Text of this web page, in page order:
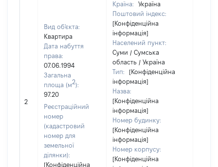
2
Вид об'єкта:
Квартира
Дата набуття
права:
07.06.1994
Загальна
площа (м2):
97.20
Реєстраційний
номер
(кадастровий
номер для
земельної
ділянки):
[Конфіденційна
Країна:
Україна
Поштовий індекс:
[Конфіденційна
інформація]
Населений пункт:
Суми / Сумська
область / Україна
Тип:
[Конфіденційна
інформація]
Назва:
[Конфіденційна
інформація]
Номер будинку:
[Конфіденційна
інформація]
Номер корпусу:
[Конфіденційна